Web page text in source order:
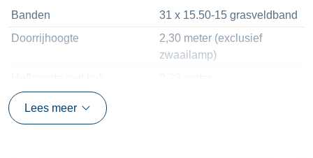
Banden
31 x 15.50-15 grasveldband
Doorrijhoogte
2,30 meter (exclusief
zwaailamp)
Hefhoogte met lepels
Hefvermogen
Lees meer